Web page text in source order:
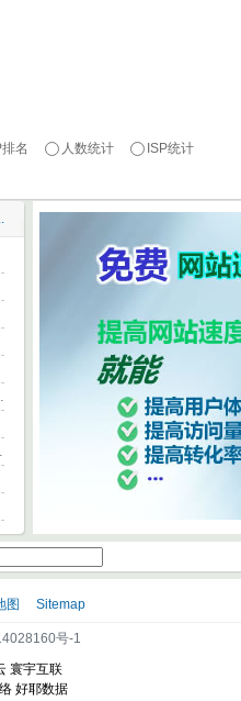
名 人数统计 ISP统计
(新手指南)
Highlight
图 Sitemap
号-1
寰宇互联
好耶数据